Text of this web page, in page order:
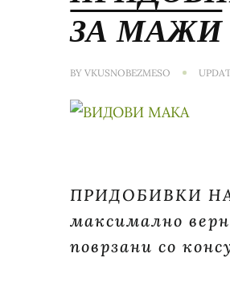
ЗА МАЖИ
BYVKUSNOBEZMESO
ПРИДОБИВКИ
максимално
поврзани со